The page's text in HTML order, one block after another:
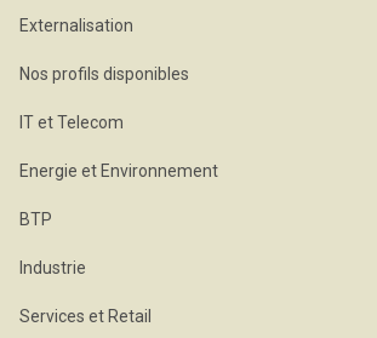
Externalisation
Nos profils disponibles
IT et Telecom
Energie et Environnement
BTP
Industrie
Services et Retail